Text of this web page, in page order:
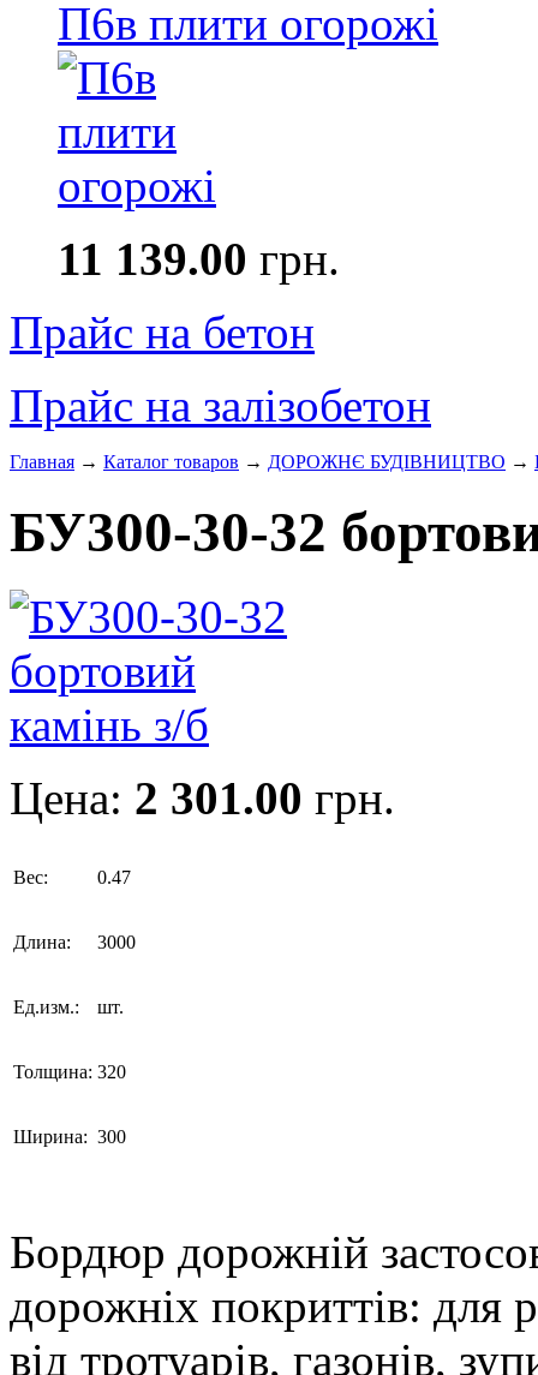
П6в плити огорожі
11 139.00 грн.
Прайс на бетон
Прайс на залізобетон
Главная → Каталог товаров → ДОРОЖНЄ БУДIВНИЦТВО →
БУ300-30-32
Цена: 2 301.00 грн.
Вес: 0.47
Длина: 3000
Ед.изм.: шт.
Толщина: 320
Ширина: 300
Бордюр дорожній
дорожніх покриттів: для
від тротуарів, газонів,